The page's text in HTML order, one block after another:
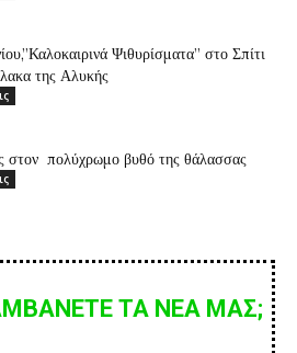
Ψιθυρίσματα” στο Σπίτι
της Αλυκής
στον πολύχρωμο βυθό της θάλασσας
ΤΑ ΝΕΑ ΜΑΣ;